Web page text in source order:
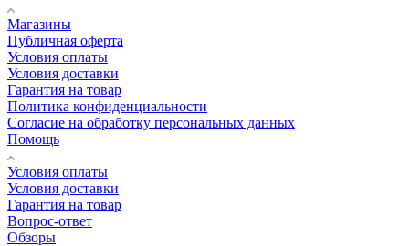
Магазины
Публичная оферта
Условия оплаты
Условия доставки
Гарантия на товар
Политика конфиденциальности
Согласие на обработку персональных данных
Помощь
Условия оплаты
Условия доставки
Гарантия на товар
Вопрос-ответ
Обзоры